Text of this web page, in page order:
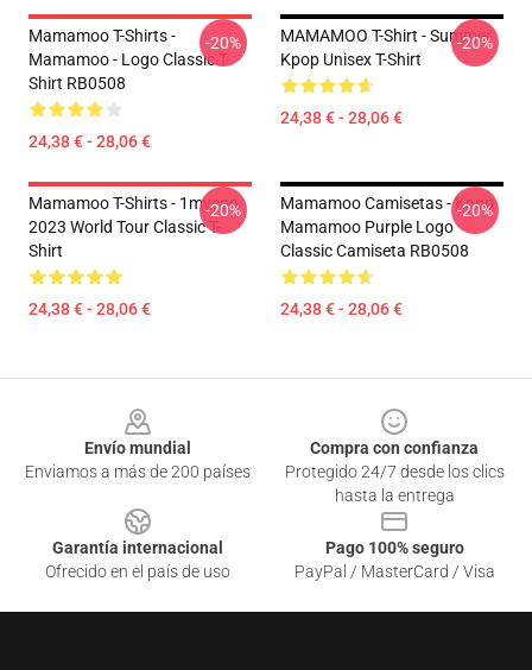
Mamamoo T-Shirts -
Mamamoo - Logo Classic T-
Shirt RB0508
24,38 € - 28,06 €
-20%
MAMAMOO T-Shirt - Summer
Kpop Unisex T-Shirt
24,38 € - 28,06 €
-20%
Mamamoo T-Shirts - 1mycon
2023 World Tour Classic T-
Shirt
24,38 € - 28,06 €
-20%
Mamamoo Camisetas - Kpop
Mamamoo Purple Logo
Classic Camiseta RB0508
24,38 € - 28,06 €
-20%
Envío mundial
Enviamos a más de 200 países
Compra con confianza
Protegido 24/7 desde los clics
hasta la entrega
Garantía internacional
Ofrecido en el país de uso
Pago 100% seguro
PayPal / MasterCard / Visa